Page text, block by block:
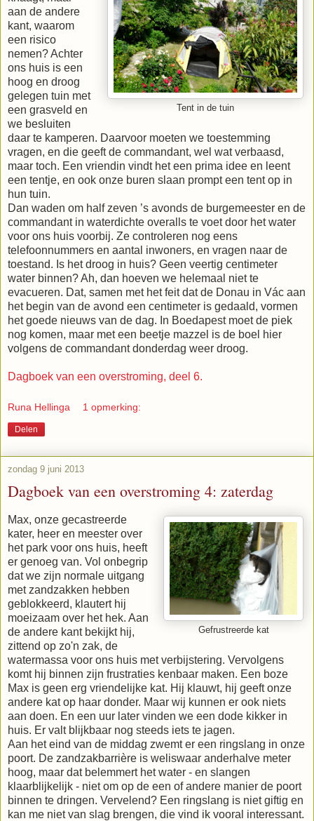
Tent in de tuin
aan de andere
kant, waarom
een risico
nemen? Achter
ons huis is een
hoog en droog
gelegen tuin met
een grasveld en
we besluiten
daar te kamperen. Daarvoor moeten we toestemming
vragen, en die geeft de commandant, wel wat verbaasd,
maar toch. Een vriendin vindt het een prima idee en leent
een tentje, en ook onze buren slaan prompt een tent op in
hun tuin.
Dan waden om half zeven ’s avonds de burgemeester en de
commandant in waterdichte overalls te voet door het water
voor ons huis voorbij. Ze controleren nog eens
telefoonnummers en aantal inwoners, en vragen naar de
toestand. Is het droog in huis? Geen veertig centimeter
water binnen? Ah, dan hoeven we helemaal niet te
evacueren. Dat, samen met het feit dat de Donau in Vác aan
het begin van de avond een centimeter is gedaald, vormen
het goede nieuws van de dag. In Boedapest moet de piek
nog komen, maar met een beetje mazzel is de boel hier
volgens de commandant donderdag weer droog.
Dagboek van een overstroming, deel 6.
Runa Hellinga 1 opmerking:
Delen
zondag 9 juni 2013
Dagboek van een overstroming 4: zaterdag
Gefrustreerde kat
Max, onze gecastreerde
kater, heer en meester over
het park voor ons huis, heeft
er genoeg van. Vol onbegrip
dat we zijn normale uitgang
met zandzakken hebben
geblokkeerd, klautert hij
moeizaam over het hek. Aan
de andere kant bekijkt hij,
zittend op zo'n zak, de
watermassa voor ons huis met verbijstering. Vervolgens
komt hij binnen zijn frustraties kenbaar maken. Een boze
Max is geen erg vriendelijke kat. Hij klauwt, hij geeft onze
andere kat op haar donder. Maar wij kunnen er ook niets
aan doen. En een uur later vinden we een dode kikker in
huis. Er valt blijkbaar nog steeds iets te jagen.
Aan het eind van de middag zwemt er een ringslang in onze
poort. De zandzakbarrière is weliswaar anderhalve meter
hoog, maar dat belemmert het water - en slangen
klaarblijkelijk - niet om op de een of andere manier de poort
binnen te dringen. Vervelend? Een ringslang is niet giftig en
kan me niet van slag brengen, die vind ik vooral interessant.